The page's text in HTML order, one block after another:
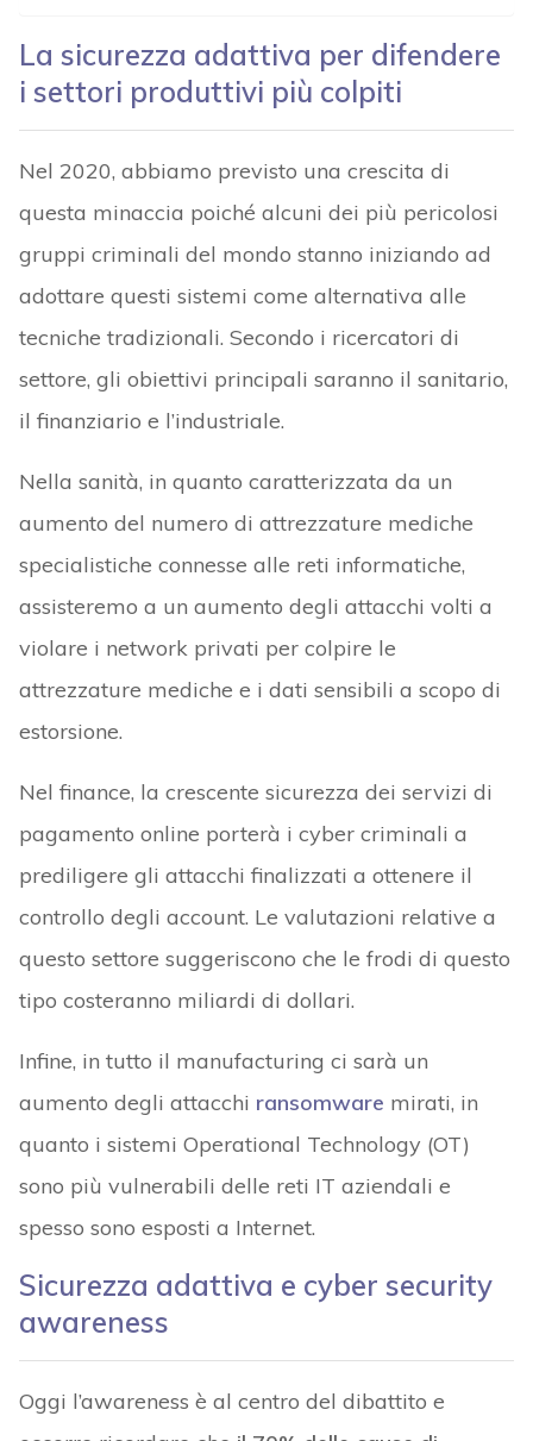
La sicurezza adattiva per difendere
i settori produttivi più colpiti
Nel 2020, abbiamo previsto una crescita di
questa minaccia poiché alcuni dei più pericolosi
gruppi criminali del mondo stanno iniziando ad
adottare questi sistemi come alternativa alle
tecniche tradizionali. Secondo i ricercatori di
settore, gli obiettivi principali saranno il sanitario,
il finanziario e l’industriale.
Nella sanità, in quanto caratterizzata da un
aumento del numero di attrezzature mediche
specialistiche connesse alle reti informatiche,
assisteremo a un aumento degli attacchi volti a
violare i network privati per colpire le
attrezzature mediche e i dati sensibili a scopo di
estorsione.
Nel finance, la crescente sicurezza dei servizi di
pagamento online porterà i cyber criminali a
prediligere gli attacchi finalizzati a ottenere il
controllo degli account. Le valutazioni relative a
questo settore suggeriscono che le frodi di questo
tipo costeranno miliardi di dollari.
Infine, in tutto il manufacturing ci sarà un
aumento degli attacchi ransomware mirati, in
quanto i sistemi Operational Technology (OT)
sono più vulnerabili delle reti IT aziendali e
spesso sono esposti a Internet.
Sicurezza adattiva e cyber security
awareness
Oggi l’awareness è al centro del dibattito e